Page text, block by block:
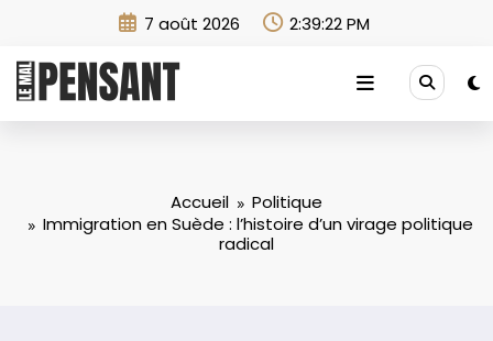
7 août 2026 2:39:23 PM
Accueil
Politique
Immigration en Suède : l’histoire d’un virage politique
radical